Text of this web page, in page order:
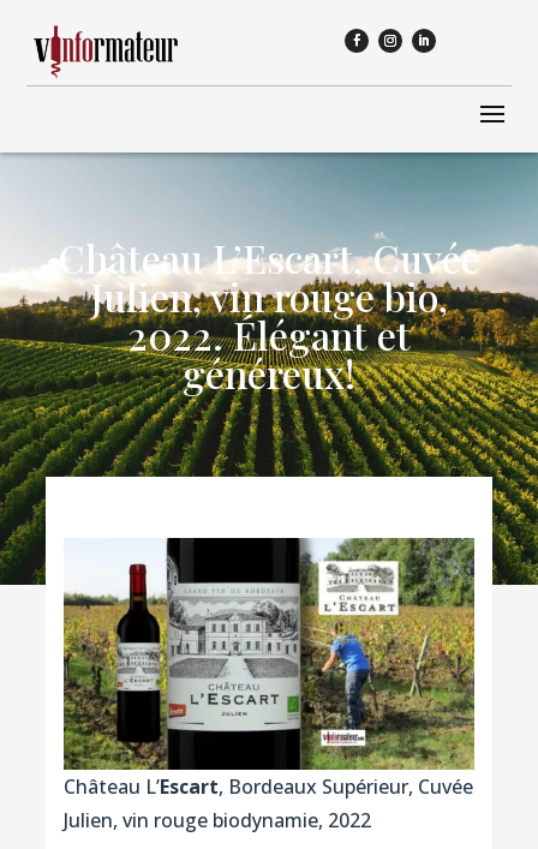
Château L’Escart, Cuvée
Julien, vin rouge bio,
2022. Élégant et
généreux!
Château L’Escart, Bordeaux Supérieur, Cuvée
Julien, vin rouge biodynamie, 2022